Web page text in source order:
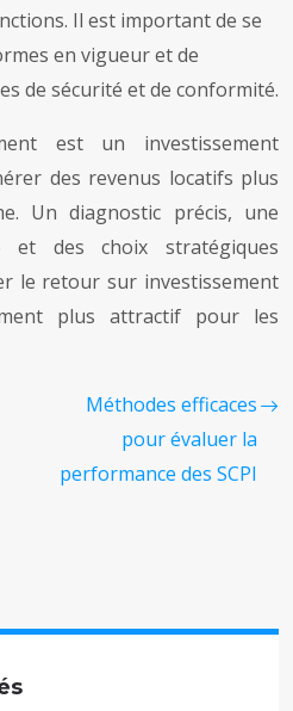
Il est important de se
en vigueur et de
de sécurité et de conformité.
est un investissement
des revenus locatifs plus
Un diagnostic précis, une
et des choix stratégiques
le retour sur investissement
plus attractif pour les
Méthodes efficaces
pour évaluer la
performance des SCPI